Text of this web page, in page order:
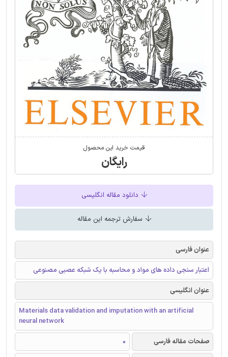
قیمت خرید این محصول
رایگان
دانلود مقاله انگلیسی
سفارش ترجمه این مقاله
عنوان فارسی
اعتبار سنجی داده های مواد و محاسبه با یک شبکه عصبی مصنوعی
عنوان انگلیسی
Materials data validation and imputation with an artificial
neural network
صفحات مقاله فارسی
0